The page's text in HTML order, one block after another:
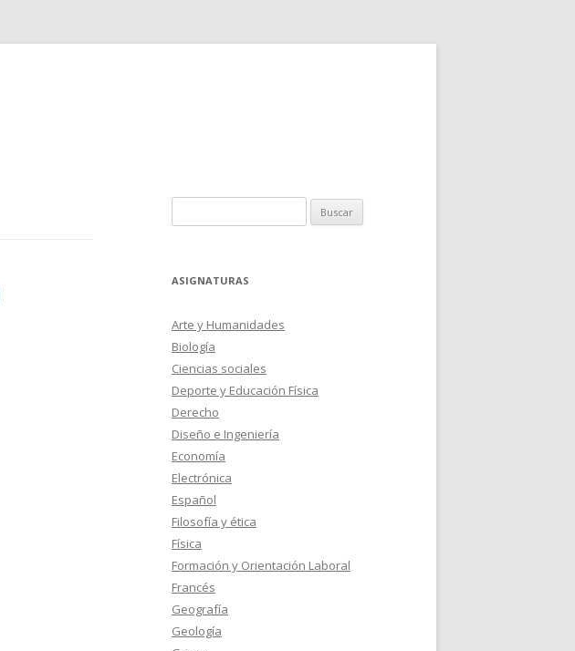
ASIGNATURAS
Arte y Humanidades
Biología
Ciencias sociales
Deporte y Educación Física
Derecho
Diseño e Ingeniería
Economía
Electrónica
Español
Filosofía y ética
Física
Formación y Orientación Laboral
Francés
Geografía
Geología